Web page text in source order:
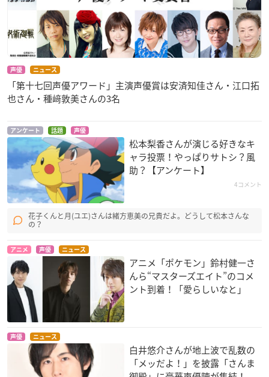
サトシ
ーズン2
サトシ
サトシ
プードゥー
葵双葉
仙界伝 封神演義
チョロ松 ナレーション
劇場版ポケットモン
ミュウツーの逆襲 EV
モンスターストライ
声優 ニュース
「第十七回声優アワード」主演声優賞は安済知佳さん・江口拓
也さん・種﨑敦美さんの3名
アンケート 話題 声優
松本梨香さんが演じる好きなキ
ャラ投票！やっぱりサトシ？風
助？【アンケート】
4コメント
花子くんと月(ユエ)さんは緒方恵美の兄貴だよ。どうして松本さんな
の？
アニメ 声優 ニュース
アニメ「ポケモン」鈴村健一さ
んら“マスターズエイト”のコメ
ント到着！「愛らしいなと」
声優 ニュース
白井悠介さんが地上波で乱数の
「メッだよ！」を披露「さんま